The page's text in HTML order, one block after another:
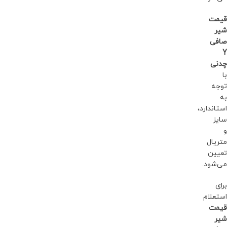
قیمت
شیر
صافی
Y
چدنی
با
توجه
به
استاندارد،
سایز
و
متریال
تعیین
می‌شود.
برای
استعلام
قیمت
شیر